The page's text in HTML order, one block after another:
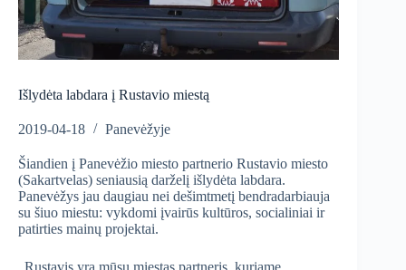
Išlydėta labdara į Rustavio miestą
2019-04-18 Panevėžyje
Šiandien į Panevėžio miesto partnerio Rustavio miesto
(Sakartvelas) seniausią darželį išlydėta labdara.
Panevėžys jau daugiau nei dešimtmetį bendradarbiauja
su šiuo miestu: vykdomi įvairūs kultūros, socialiniai ir
patirties mainų projektai.